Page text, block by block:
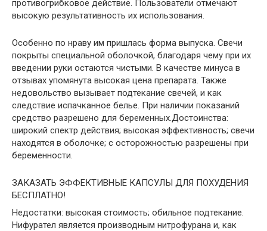
противогрибковое действие. Пользователи отмечают
высокую результативность их использования.
Особенно по нраву им пришлась форма выпуска. Свечи
покрыты специальной оболочкой, благодаря чему при их
введении руки остаются чистыми. В качестве минуса в
отзывах упомянута высокая цена препарата. Также
недовольство вызывает подтекание свечей, и как
следствие испачканное белье. При наличии показаний
средство разрешено для беременных.Достоинства:
широкий спектр действия; высокая эффективность; свечи
находятся в оболочке; с осторожностью разрешены при
беременности.
ЗАКАЗАТЬ ЭФФЕКТИВНЫЕ КАПСУЛЫ ДЛЯ ПОХУДЕНИЯ
БЕСПЛАТНО!
Недостатки: высокая стоимость; обильное подтекание.
Нифурател является производным нитрофурана и, как